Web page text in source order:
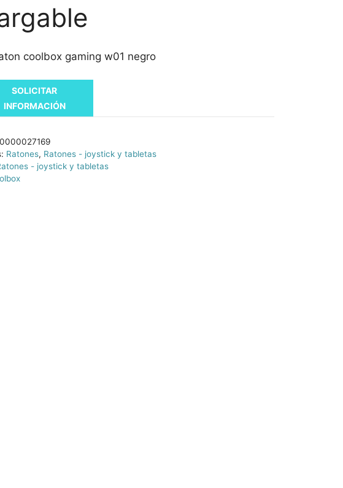
coolbox gaming w01 negro
SOLICITAR
INFORMACIÓN
Ratones, Ratones - joystick y tabletas
- joystick y tabletas